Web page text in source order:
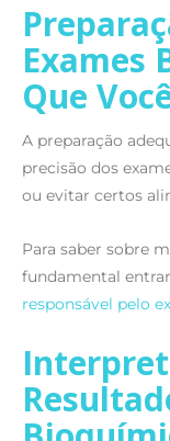
Exames
Que
A preparação
precisão dos
ou evitar certos
Para saber sobre
fundamental
responsável pelo